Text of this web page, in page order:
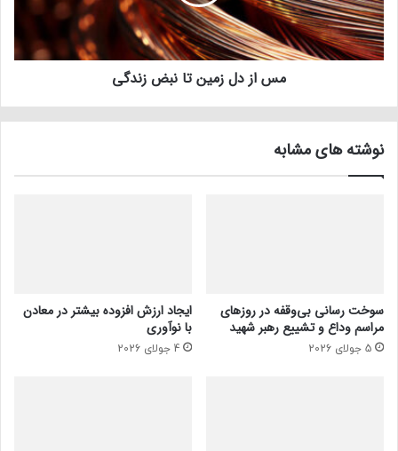
مس از دل زمین تا نبض زندگی
نوشته های مشابه
سوخت رسانی بی‌وقفه در روز‌های
مراسم وداع و تشییع رهبر شهید
5 جولای 2026
ایجاد ارزش افزوده بیشتر در معادن
با نوآوری
4 جولای 2026